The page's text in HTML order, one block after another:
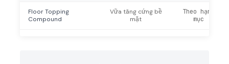
Floor Topping
Compound
Vữa tăng cứng bề
mặt
Theo hạng
mục